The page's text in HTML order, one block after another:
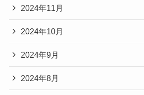
2024年11月
2024年10月
2024年9月
2024年8月